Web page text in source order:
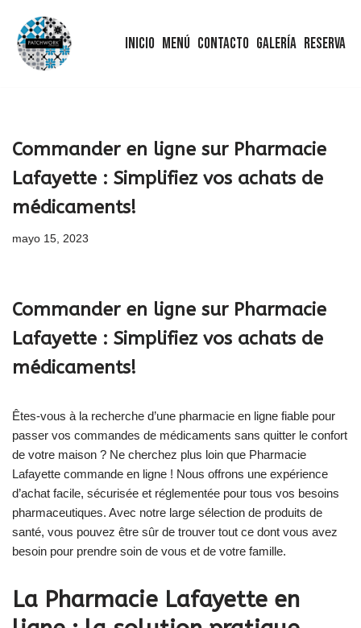
Saltar
Inicio Menú Contacto Galería Reserva
Commander en ligne sur Pharmacie
Lafayette : Simplifiez vos achats de
médicaments!
mayo 15, 2023
Commander en ligne sur Pharmacie
Lafayette : Simplifiez vos achats de
médicaments!
Êtes-vous à la recherche d’une pharmacie en ligne fiable pour
passer vos commandes de médicaments sans quitter le confort
de votre maison ? Ne cherchez plus loin que Pharmacie
Lafayette commande en ligne ! Nous offrons une expérience
d’achat facile, sécurisée et réglementée pour tous vos besoins
pharmaceutiques. Avec notre large sélection de produits de
santé, vous pouvez être sûr de trouver tout ce dont vous avez
besoin pour prendre soin de vous et de votre famille.
La Pharmacie Lafayette en